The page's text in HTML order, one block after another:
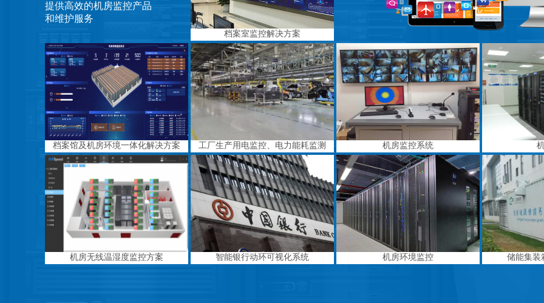
提供高效的机房监控产品
和维护服务
档案室监控解决方案
档案馆及机房环境一体化解决方案 工厂生产用电监控、电力能耗监测 机房监控系统
机房无线温湿度监控方案 智能银行动环可视化系统 机房环境监控 储能集装